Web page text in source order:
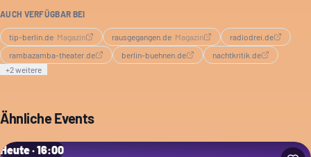
AUCH VERFÜGBAR BEI
tip-berlin.de· Magazin rausgegangen.de· Magazin
radiodrei.de
rambazamba-theater.de
berlin-buehnen.de
nachtkritik.de
+2weitere
Ähnliche Events
Heute · 16:00